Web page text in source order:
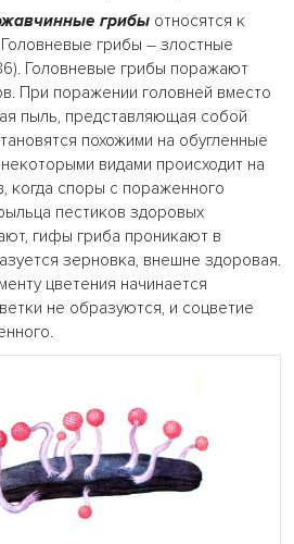
грибы относятся к
грибы – злостные
Головневые грибы поражают
При поражении головней вместо
пыль, представляющая собой
похожими на обугленные
видами происходит на
когда споры с пораженного
пестиков здоровых
гифы гриба проникают в
зерновка, внешне здоровая.
цветения начинается
не образуются, и соцветие